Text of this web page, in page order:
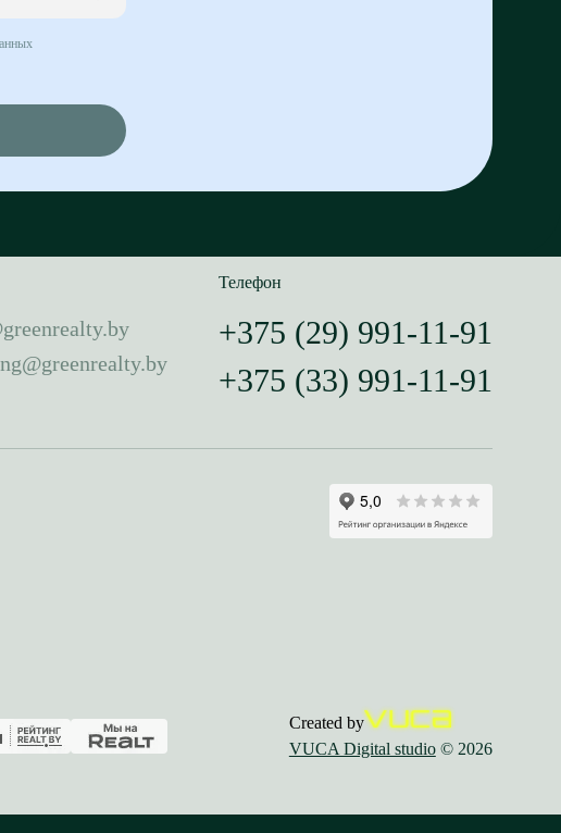
Телефон
+375 (29) 991-11-91
+375 (33) 991-11-91
Created by
VUCA Digital studio © 2026